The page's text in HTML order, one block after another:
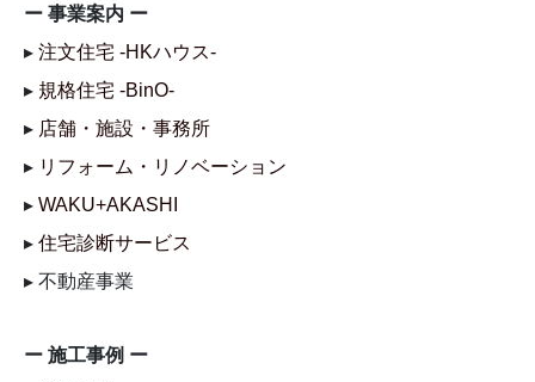
ー 事業案内 ー
▸ 注文住宅 -HKハウス-
▸ 規格住宅 -BinO-
▸ 店舗・施設・事務所
▸ リフォーム・リノベーション
▸ WAKU+AKASHI
▸ 住宅診断サービス
▸ 不動産事業
ー 施工事例 ー